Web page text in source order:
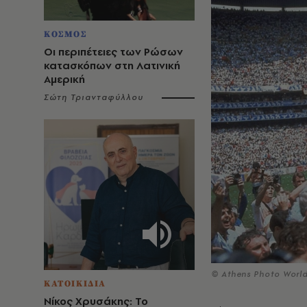
ΚΟΣΜΟΣ
Οι περιπέτειες των Ρώσων
κατασκόπων στη Λατινική
Αμερική
Σώτη Τριανταφύλλου
ΚΑΤΟΙΚΙΔΙΑ
Νίκος Χρυσάκης: Το
© Athens Photo